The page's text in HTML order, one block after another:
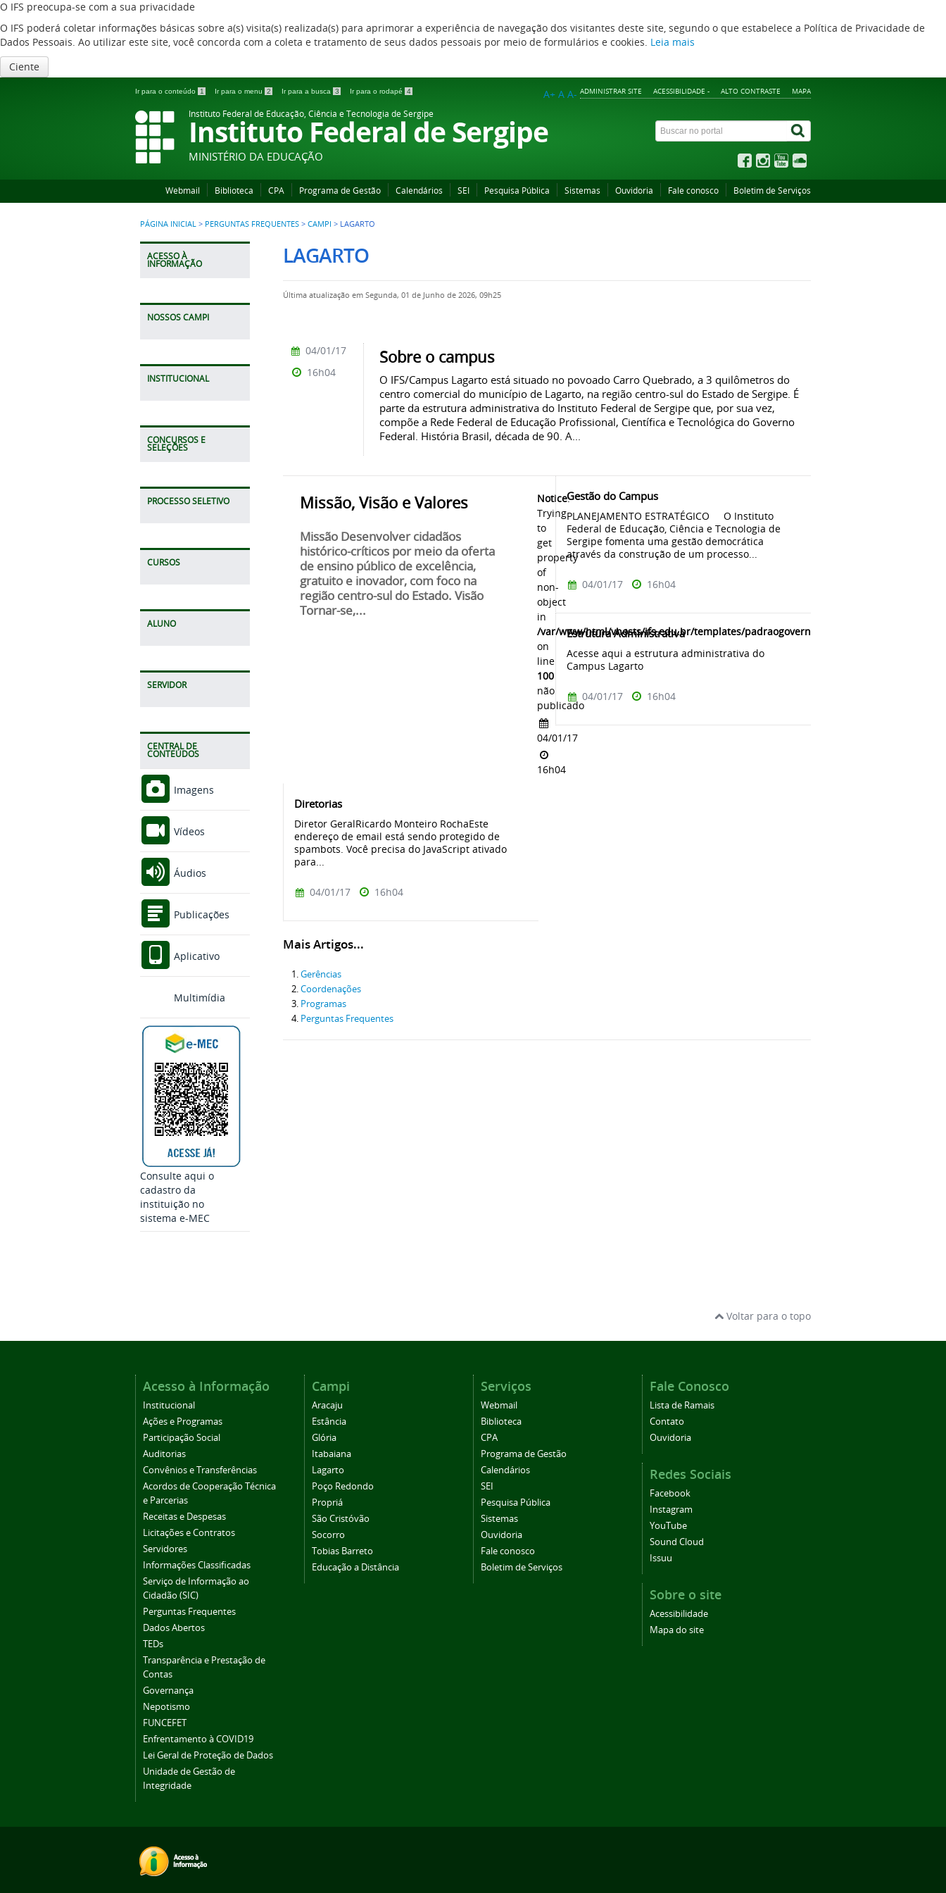
O IFS preocupa-se com a sua privacidade
O IFS poderá coletar informações básicas sobre a(s) visita(s) realizada(s) para aprimorar a experiência de navegação dos visitantes deste site, segundo o que estabelece a Política de Privacidade de
Dados Pessoais. Ao utilizar este site, você concorda com a coleta e tratamento de seus dados pessoais por meio de formulários e cookies. Leia mais
Ciente
Ir para o conteúdo 1 Ir para o menu 2 Ir para a busca 3 Ir para o rodapé 4 ADMINISTRAR SITE ACESSIBILIDADE - ALTO CONTRASTE MAPA
A+ A A-
Instituto Federal de Educação, Ciência e Tecnologia de Sergipe
Instituto Federal de Sergipe
MINISTÉRIO DA EDUCAÇÃO
Webmail Biblioteca CPA Programa de Gestão Calendários SEI Pesquisa Pública Sistemas Ouvidoria Fale conosco Boletim de Serviços
PÁGINA INICIAL > PERGUNTAS FREQUENTES > CAMPI > LAGARTO
ACESSO À
INFORMAÇÃO
NOSSOS CAMPI
INSTITUCIONAL
CONCURSOS E
SELEÇÕES
PROCESSO SELETIVO
CURSOS
ALUNO
SERVIDOR
CENTRAL DE
CONTEÚDOS
Imagens
Vídeos
Áudios
Publicações
Aplicativo
Multimídia
Consulte aqui o
cadastro da
instituição no
sistema e-MEC
LAGARTO
Última atualização em Segunda, 01 de Junho de 2026, 09h25
Sobre o campus
O IFS/Campus Lagarto está situado no povoado Carro Quebrado, a 3 quilômetros do
centro comercial do município de Lagarto, na região centro-sul do Estado de Sergipe. É
parte da estrutura administrativa do Instituto Federal de Sergipe que, por sua vez,
compõe a Rede Federal de Educação Profissional, Científica e Tecnológica do Governo
Federal. História Brasil, década de 90. A...
04/01/17
16h04
Missão, Visão e Valores
Missão Desenvolver cidadãos
histórico-críticos por meio da oferta
de ensino público de excelência,
gratuito e inovador, com foco na
região centro-sul do Estado. Visão
Tornar-se,...
Notice:
Trying
to
get
property
of
non-
object
in
/var/www/html/vhosts/ifs.edu.br/templates/padraogoverno01/html/com_content/
on
line
100
não
publicado
04/01/17
16h04
Gestão do Campus
PLANEJAMENTO ESTRATÉGICO O Instituto
Federal de Educação, Ciência e Tecnologia de
Sergipe fomenta uma gestão democrática
através da construção de um processo...
04/01/17 16h04
Estrutura Administrativa
Acesse aqui a estrutura administrativa do
Campus Lagarto
04/01/17 16h04
Diretorias
Diretor GeralRicardo Monteiro RochaEste
endereço de email está sendo protegido de
spambots. Você precisa do JavaScript ativado
para...
04/01/17 16h04
Mais Artigos...
Gerências
Coordenações
Programas
Perguntas Frequentes
Voltar para o topo
Acesso à Informação
Institucional
Ações e Programas
Participação Social
Auditorias
Convênios e Transferências
Acordos de Cooperação Técnica
e Parcerias
Receitas e Despesas
Licitações e Contratos
Servidores
Informações Classificadas
Serviço de Informação ao
Cidadão (SIC)
Perguntas Frequentes
Dados Abertos
TEDs
Transparência e Prestação de
Contas
Governança
Nepotismo
FUNCEFET
Enfrentamento à COVID19
Lei Geral de Proteção de Dados
Unidade de Gestão de
Integridade
Campi
Aracaju
Estância
Glória
Itabaiana
Lagarto
Poço Redondo
Propriá
São Cristóvão
Socorro
Tobias Barreto
Educação a Distância
Serviços
Webmail
Biblioteca
CPA
Programa de Gestão
Calendários
SEI
Pesquisa Pública
Sistemas
Ouvidoria
Fale conosco
Boletim de Serviços
Fale Conosco
Lista de Ramais
Contato
Ouvidoria
Redes Sociais
Facebook
Instagram
YouTube
Sound Cloud
Issuu
Sobre o site
Acessibilidade
Mapa do site